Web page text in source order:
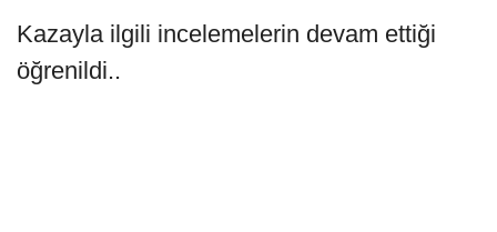
Kazayla ilgili incelemelerin devam ettiği
öğrenildi..